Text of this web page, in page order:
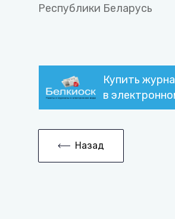
Республики Беларусь
Купить
в
Назад